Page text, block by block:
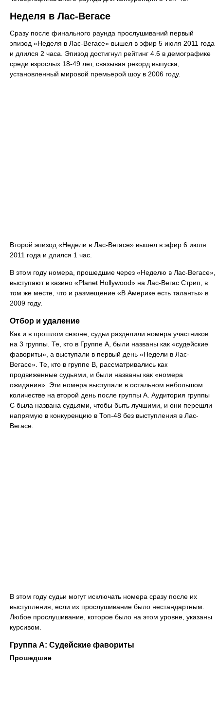
Неделя в Лас-Вегасе
Сразу после финального раунда прослушиваний первый
эпизод «Неделя в Лас-Вегасе» вышел в эфир 5 июля 2011 года
и длился 2 часа. Эпизод достигнул рейтинг 4.6 в демографике
среди взрослых 18-49 лет, связывая рекорд выпуска,
установленный мировой премьерой шоу в 2006 году.
Второй эпизод «Недели в Лас-Вегасе» вышел в эфир 6 июля
2011 года и длился 1 час.
В этом году номера, прошедшие через «Неделю в Лас-Вегасе»,
выступают в казино «Planet Hollywood» на Лас-Вегас Стрип, в
том же месте, что и размещение «В Америке есть таланты» в
2009 году.
Отбор и удаление
Как и в прошлом сезоне, судьи разделили номера участников
на 3 группы. Те, кто в Группе А, были названы как «судейские
фавориты», а выступали в первый день «Недели в Лас-
Вегасе». Те, кто в группе B, рассматривались как
продвиженные судьями, и были названы как «номера
ожидания». Эти номера выступали в остальном небольшом
количестве на второй день после группы А. Аудитория группы
C была названа судьями, чтобы быть лучшими, и они перешли
напрямую в конкуренцию в Топ-48 без выступления в Лас-
Вегасе.
В этом году судьи могут исключать номера сразу после их
выступления, если их прослушивание было нестандартным.
Любое прослушивание, которое было на этом уровне, указаны
курсивом.
Группа А: Судейские фавориты
Прошедшие